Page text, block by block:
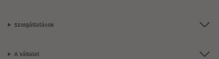
Szolgáltatások
A vállalat